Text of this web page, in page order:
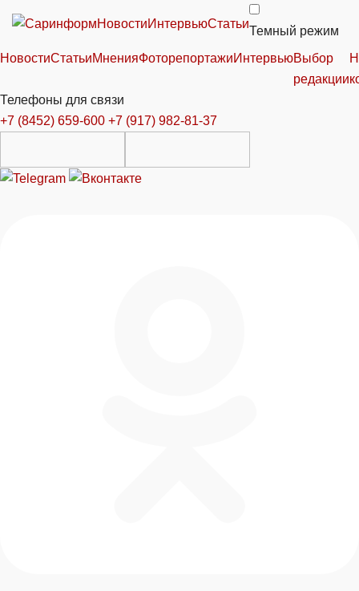
НовостиИнтервьюСтатьи
Темный режим
НовостиСтатьиМненияФоторепортажиИнтервьюВыбор
редакции
Телефоны для связи
+7 (8452) 659-600 +7 (917) 982-81-37